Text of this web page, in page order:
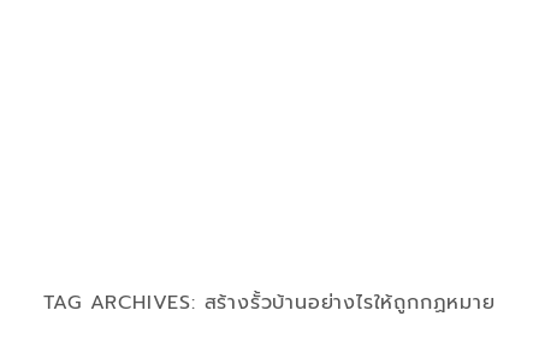
TAG ARCHIVES: สร้างรั้วบ้านอย่างไรให้ถูกกฏหมาย